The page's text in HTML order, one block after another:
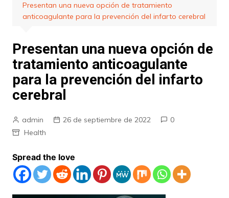
Presentan una nueva opción de tratamiento
anticoagulante para la prevención del infarto cerebral
Presentan una nueva opción de
tratamiento anticoagulante
para la prevención del infarto
cerebral
admin 26 de septiembre de 2022
0
Health
Spread the love